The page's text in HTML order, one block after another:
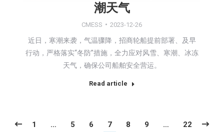
潮天气
CMESS 2023-12-26
近日，寒潮来袭，气温骤降，招商轮船提前部署、及早
行动，严格落实“冬防”措施，全力应对风雪、寒潮、冰冻
天气，确保公司船舶安全营运。
Read article
1 … 5 6 7 8 9 … 22